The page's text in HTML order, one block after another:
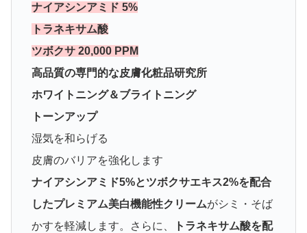
ナイアシンアミド 5%
トラネキサム酸
ツボクサ 20,000 PPM
高品質の専門的な皮膚化粧品研究所
ホワイトニング＆ブライトニング
トーンアップ
湿気を和らげる
皮膚のバリアを強化します
ナイアシンアミド5%とツボクサエキス2%を配合
したプレミアム美白機能性クリームがシミ・そば
かすを軽減します。さらに、
トラネキサム酸を配